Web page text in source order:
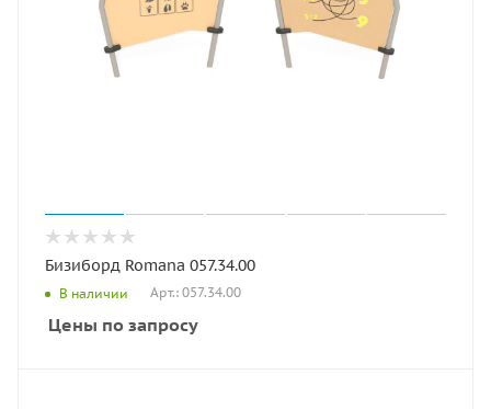
Бизиборд Romana 057.34.00
В наличии Арт.: 057.34.00
Цены по запросу